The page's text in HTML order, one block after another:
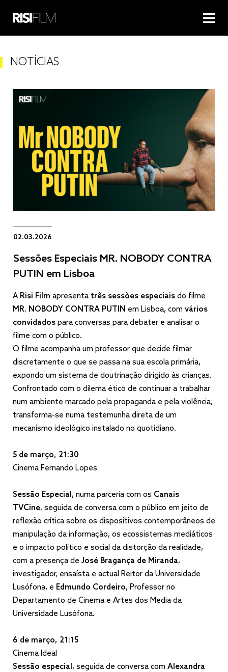
NOTÍCIAS
02.03.2026
Sessões Especiais MR. NOBODY CONTRA
PUTIN em Lisboa
A Risi Film apresenta três sessões especiais do filme
MR. NOBODY CONTRA PUTIN em Lisboa, com vários
convidados para conversas para debater e analisar o
filme com o público.
O filme acompanha um professor que decide filmar
discretamente o que se passa na sua escola primária,
expondo um sistema de doutrinação dirigido às crianças.
Confrontado com o dilema ético de continuar a trabalhar
num ambiente marcado pela propaganda e pela violência,
transforma-se numa testemunha direta de um
mecanismo ideológico instalado no quotidiano.
5 de março, 21:30
Cinema Fernando Lopes
Sessão Especial, numa parceria com os Canais
TVCine, seguida de conversa com o público em jeito de
reflexão crítica sobre os dispositivos contemporâneos de
manipulação da informação, os ecossistemas mediáticos
e o impacto político e social da distorção da realidade,
com a presença de José Bragança de Miranda,
investigador, ensaísta e actual Reitor da Universidade
Lusófona, e Edmundo Cordeiro, Professor no
Departamento de Cinema e Artes dos Media da
Universidade Lusófona.
6 de março, 21:15
Cinema Ideal
Sessão especial, seguida de conversa com Alexandra